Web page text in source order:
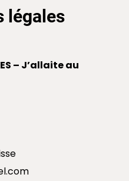
légales
– J’allaite au